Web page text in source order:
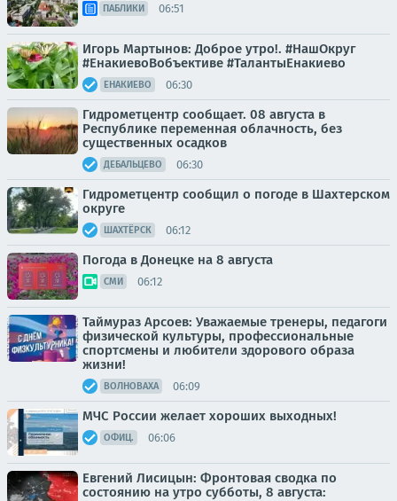
ПАБЛИКИ 06:51
Игорь Мартынов: Доброе утро!. #НашОкруг
#ЕнакиевоВобъективе #ТалантыЕнакиево
ЕНАКИЕВО 06:30
Гидрометцентр сообщает. 08 августа в
Республике переменная облачность, без
существенных осадков
ДЕБАЛЬЦЕВО 06:30
Гидрометцентр сообщил о погоде в Шахтерском
округе
ШАХТЁРСК 06:12
Погода в Донецке на 8 августа
СМИ 06:12
Таймураз Арсоев: Уважаемые тренеры, педагоги
физической культуры, профессиональные
спортсмены и любители здорового образа
жизни!
ВОЛНОВАХА 06:09
МЧС России желает хороших выходных!
ОФИЦ. 06:06
Евгений Лисицын: Фронтовая сводка по
состоянию на утро субботы, 8 августа: